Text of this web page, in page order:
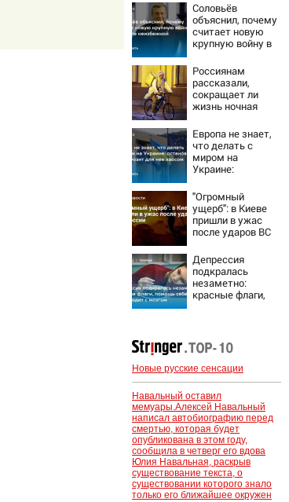
Соловьёв
объяснил, почему
считает новую
крупную войну в
неизбежной
Россиянам
рассказали,
сокращает ли
жизнь ночная
Европа не знает,
что делать с
миром на
Украине:
грозит для нее
хаосом
"Огромный
ущерб": в Киеве
пришли в ужас
после ударов ВС
Депрессия
подкралась
незаметно:
красные флаги,
Новые русские сенсации
Навальный оставил
мемуары.Алексей Навальный
написал автобиографию перед
смертью, которая будет
опубликована в этом году,
сообщила в четверг его вдова
Юлия Навальная, раскрыв
существование текста, о
существовании которого знало
только его ближайшее окружен